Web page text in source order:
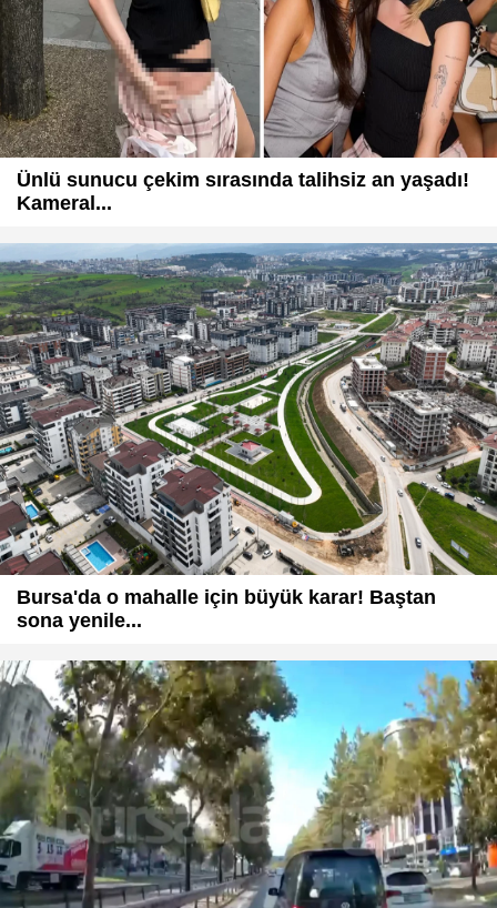
Ünlü sunucu çekim sırasında talihsiz an yaşadı!
Kameral...
Bursa'da o mahalle için büyük karar! Baştan
sona yenile...